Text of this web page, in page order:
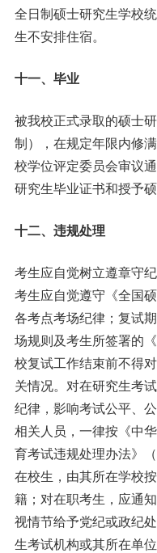
全日制硕士研究生学校
生不安排住宿。
十一、毕业
被我校正式录取的硕士
制），在规定年限内修
校学位评定委员会审议
研究生毕业证书和授予硕
十二、违规处理
考生应自觉树立遵章守
考生应自觉遵守《全国
各考点考场纪律；复试
场规则及考生所签署的
校复试工作结束前不得
关情况。对在研究生考
纪律，影响考试公平、
相关人员，一律按《中
育考试违规处理办法》
在校生，由其所在学校
籍；对在职考生，应通
视情节给予党纪或政纪
生考试机构或其所在单